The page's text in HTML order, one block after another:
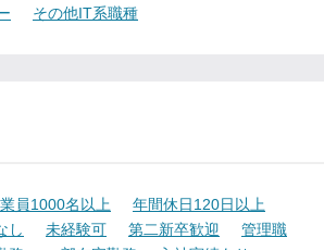
その他IT系職種
員1000名以上
年間休日120日以上
し 未経験可 第二新卒歓迎
管理職